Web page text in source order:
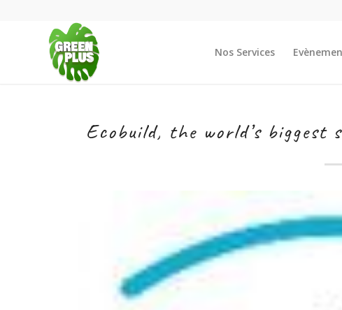
Nos Services
Ecobuild, the world’s